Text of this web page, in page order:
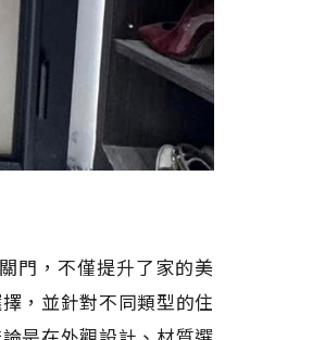
門，不僅提升了家的美
，並針對不同類型的住